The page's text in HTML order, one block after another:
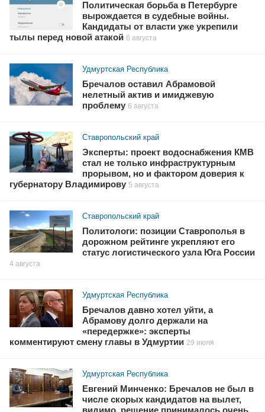
Политическая борьба в Петербурге
вырождается в судебные войны.
Кандидаты от власти уже укрепили
тылы перед новой атакой 6 августа
Удмуртская Республика
Бречалов оставил Абрамовой
нелетный актив и имиджевую
проблему 6 августа
Ставропольский край
Эксперты: проект водоснабжения КМВ
стал не только инфраструктурным
прорывом, но и фактором доверия к
губернатору Владимирову 5 августа
Ставропольский край
Политологи: позиции Ставрополья в
дорожном рейтинге укрепляют его
статус логистического узла Юга России
4 августа
Удмуртская Республика
Бречалов давно хотел уйти, а
Абрамову долго держали на
«передержке»: эксперты
комментируют смену главы в Удмуртии 29 июля
Удмуртская Республика
Евгений Минченко: Бречалов не был в
числе скорых кандидатов на вылет,